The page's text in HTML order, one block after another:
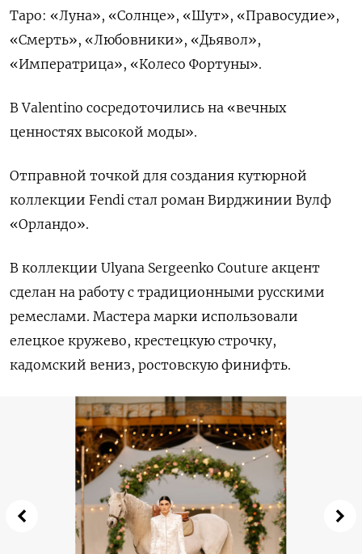
Таро: «Луна», «Солнце», «Шут», «Правосудие»,
«Смерть», «Любовники», «Дьявол»,
«Императрица», «Колесо Фортуны».
В Valentino сосредоточились на «вечных
ценностях высокой моды».
Отправной точкой для создания кутюрной
коллекции Fendi стал роман Вирджинии Вулф
«Орландо».
В коллекции Ulyana Sergeenko Couture акцент
сделан на работу с традиционными русскими
ремеслами. Мастера марки использовали
елецкое кружево, крестецкую строчку,
кадомский вениз, ростовскую финифть.